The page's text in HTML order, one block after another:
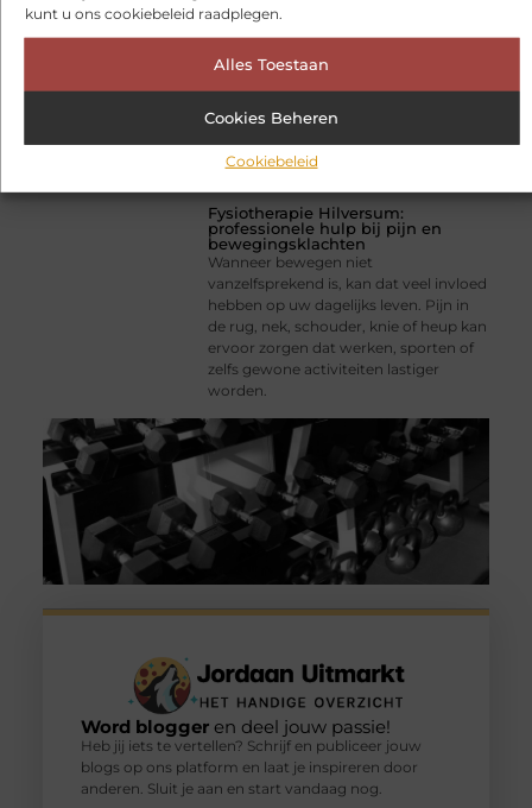
kunt u ons cookiebeleid raadplegen.
Alles Toestaan
Cookies Beheren
Cookiebeleid
Fysiotherapie Hilversum:
professionele hulp bij pijn en
bewegingsklachten
Wanneer bewegen niet
vanzelfsprekend is, kan dat veel invloed
hebben op uw dagelijks leven. Pijn in
de rug, nek, schouder, knie of heup kan
ervoor zorgen dat werken, sporten of
zelfs gewone activiteiten lastiger
worden.
Word bloggeren deel jouw passie!
Heb jij iets te vertellen? Schrijf en publiceer jouw
blogs op ons platform en laat je inspireren door
anderen. Sluit je aan en start vandaag nog.